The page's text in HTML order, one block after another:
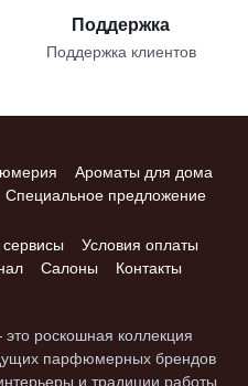
Поддержка
Поддержка клиентов
Ароматы для дома
Специальное предложение
Условия оплаты
Салоны Контакты
роскошная коллекция
парфюмерных брендов
и традиции работы